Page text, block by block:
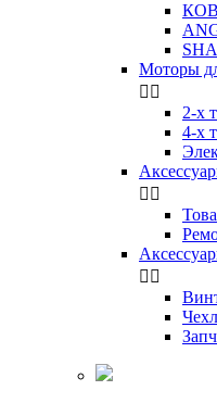
Моторы
 
2-х
4-х
 
 